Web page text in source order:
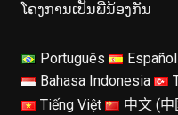
ໂຄງ​ການ​ເປັນ​ພີ່​ນ້ອງ​ກັນ​
Português Español
Bahasa Indonesia
Tiếng Việt 中文 (中